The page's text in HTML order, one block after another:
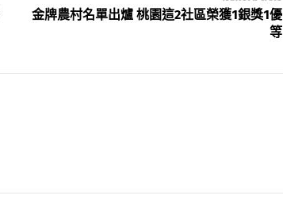
金牌農村名單出爐 桃園這2社區榮獲1銀獎1優
等